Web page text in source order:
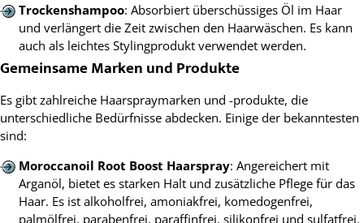
Trockenshampoo: Absorbiert überschüssiges Öl im Haar
und verlängert die Zeit zwischen den Haarwäschen. Es kann
auch als leichtes Stylingprodukt verwendet werden.
Gemeinsame Marken und Produkte
Es gibt zahlreiche Haarspraymarken und -produkte, die
unterschiedliche Bedürfnisse abdecken. Einige der bekanntesten
sind:
Moroccanoil Root Boost Haarspray: Angereichert mit
Arganöl, bietet es starken Halt und zusätzliche Pflege für das
Haar. Es ist alkoholfrei, amoniakfrei, komedogenfrei,
palmölfrei, parabenfrei, paraffinfrei, silikonfrei und sulfatfrei.